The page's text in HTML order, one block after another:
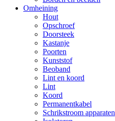
Omheining
Hout
Opschroef
Doorsteek
Kastanje
Poorten
Kunststof
Beoband
Lint en koord
Lint
Koord
Permanentkabel
Schrikstroom apparaten